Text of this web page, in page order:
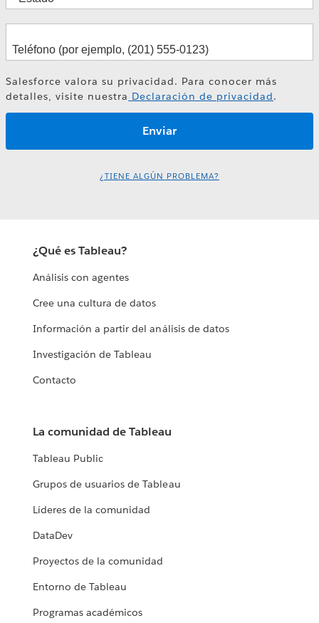
Salesforce valora su privacidad. Para conocer más
detalles, visite nuestra Declaración de privacidad.
¿TIENE ALGÚN PROBLEMA?
¿Qué es Tableau?
Análisis con agentes
Cree una cultura de datos
Información a partir del análisis de datos
Investigación de Tableau
Contacto
La comunidad de Tableau
Tableau Public
Grupos de usuarios de Tableau
Líderes de la comunidad
DataDev
Proyectos de la comunidad
Entorno de Tableau
Programas académicos